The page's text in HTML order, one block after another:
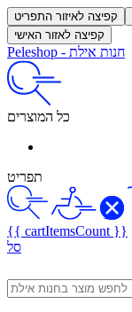
קפיצה לאיזור התפריט
קפיצה לאזור האישי
Peleshop - חנות אילת
כל המוצרים
תפריט
{{ cartItemsCount }}
סל